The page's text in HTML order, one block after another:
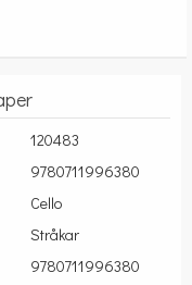
120483
9780711996380
Cello
Stråkar
9780711996380